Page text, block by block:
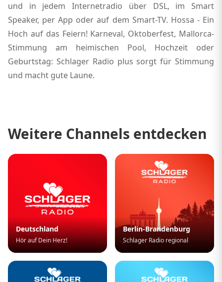
und in jedem Internetradio über DSL, im Smart
Speaker, per App oder auf dem Smart-TV. Hossa - Ein
Hoch auf das Feiern! Karneval, Oktoberfest, Mallorca-
Stimmung am heimischen Pool, Hochzeit oder
Geburtstag: Schlager Radio plus sorgt für Stimmung
und macht gute Laune.
Weitere Channels entdecken
Deutschland
Hör auf Dein Herz!
Berlin-Brandenburg
Schlager Radio regional